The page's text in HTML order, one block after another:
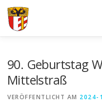
Zum
Inhalt
springen
90. Geburtstag
Mittelstraß
VERÖFFENTLICHT AM 2024-